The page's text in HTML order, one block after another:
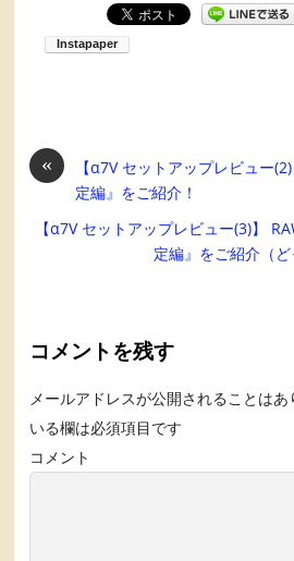
«
【α7V セットアップレビュー
定編』をご紹介！
【α7V セットアップレビュー(3)】
定編』をご紹介（ど
コメントを残す
メールアドレスが公開されることはあ
いる欄は必須項目です
コメント